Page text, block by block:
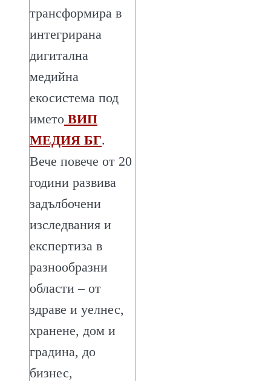
трансформира в
интегрирана
дигитална
медийна
екосистема под
името ВИП
МЕДИЯ БГ.
Вече повече от 20
години развива
задълбочени
изследвания и
експертиза в
разнообразни
области – от
здраве и уелнес,
хранене, дом и
градина, до
бизнес,